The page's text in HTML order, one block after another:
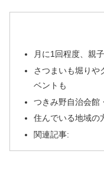
月に1回程度、親
さつまいも堀りや
ベントも
つきみ野自治会館
住んでいる地域の
関連記事: